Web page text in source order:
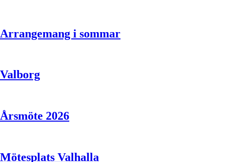
Arrangemang i sommar
Valborg
Årsmöte 2026
Mötesplats Valhalla